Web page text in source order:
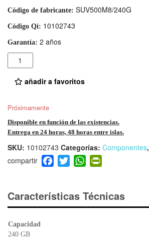
Código de fabricante: SUV500M8/240G
Código Qi: 10102743
Garantía: 2 años
Cantidad
añadir a favoritos
Próximamente
Disponible en función de las existencias.
Entrega en 24 horas, 48 horas entre islas.
SKU: 10102743 Categorías: Componentes,
F
a
e
b
T
wi
er
W
h
s
A
ri
e
Características Técnicas
Capacidad
240 GB